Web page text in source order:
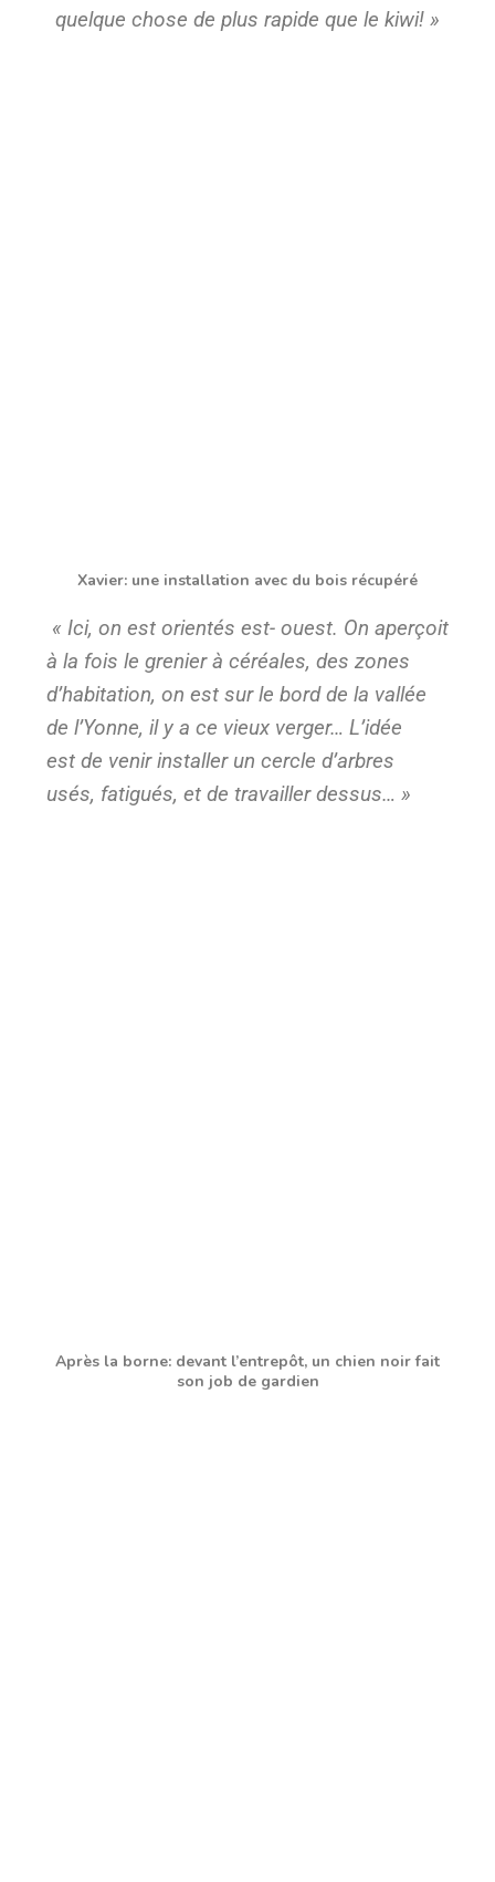
quelque chose de plus rapide que le kiwi! »
Xavier: une installation avec du bois récupéré
« Ici, on est orientés est- ouest. On aperçoit
à la fois le grenier à céréales, des zones
d’habitation, on est sur le bord de la vallée
de l’Yonne, il y a ce vieux verger… L’idée
est de venir installer un cercle d’arbres
usés, fatigués, et de travailler dessus… »
Après la borne: devant l’entrepôt, un chien noir fait
son job de gardien